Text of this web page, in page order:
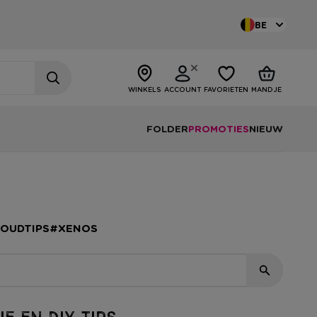
BE
WINKELS ACCOUNT FAVORIETEN MANDJE
FOLDERPROMOTIESNIEUW
#XENOS